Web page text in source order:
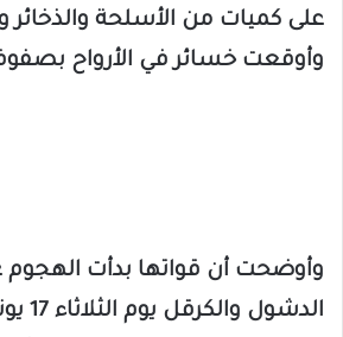
على كميات من الأسلحة والذخائر
وأوقعت خسائر في الأرواح
وأوضحت أن قواتها بدأت الهجوم